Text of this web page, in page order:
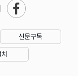
신문구독